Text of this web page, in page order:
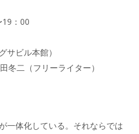
19：00
サビル本館）
冬二（フリーライター）
一体化している。それならでは